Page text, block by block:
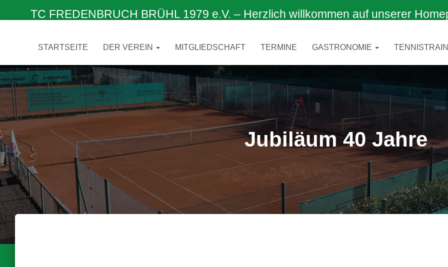
TC FREDENBRUCH BRÜHL 1979 e.V. – Herzlich willkommen auf unserer
STARTSEITE DER VEREIN MITGLIEDSCHAFT TERMINE GASTRONOMIE
Jubiläum 40 Jahre